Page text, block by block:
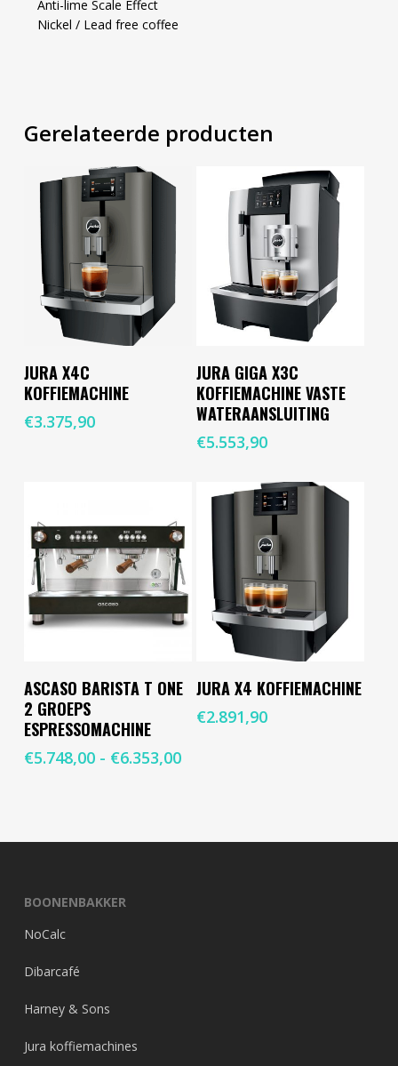
Anti-lime Scale Effect
Nickel / Lead free coffee
Gerelateerde producten
Toevoegen Aan
Winkelwagen
JURA X4C
KOFFIEMACHINE
€3.375,90
Toevoegen Aan
Winkelwagen
JURA GIGA X3C
KOFFIEMACHINE VASTE
WATERAANSLUITING
€5.553,90
Opties Selecteren
product
heeft
meerdere
variaties.
Deze
worden
productpagina
ASCASO BARISTA T ONE
2 GROEPS
ESPRESSOMACHINE
€5.748,00 - €6.353,00Prijsklasse:
Toevoegen Aan
Winkelwagen
JURA X4 KOFFIEMACHINE
€2.891,90
BOONENBAKKER
NoCalc
Dibarcafé
Harney & Sons
Jura koffiemachines